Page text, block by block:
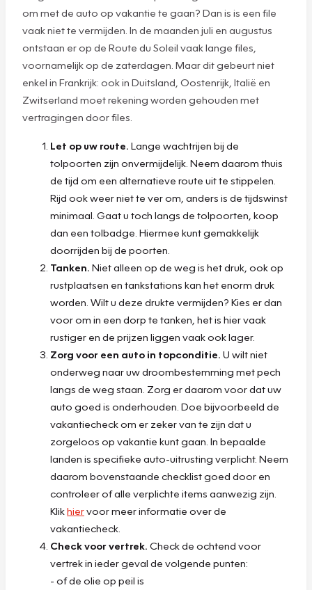
om met de auto op vakantie te gaan? Dan is is een file
vaak niet te vermijden. In de maanden juli en augustus
ontstaan er op de Route du Soleil vaak lange files,
voornamelijk op de zaterdagen. Maar dit gebeurt niet
enkel in Frankrijk: ook in Duitsland, Oostenrijk, Italië en
Zwitserland moet rekening worden gehouden met
vertragingen door files.
Let op uw route. Lange wachtrijen bij de
tolpoorten zijn onvermijdelijk. Neem daarom thuis
de tijd om een alternatieve route uit te stippelen.
Rijd ook weer niet te ver om, anders is de tijdswinst
minimaal. Gaat u toch langs de tolpoorten, koop
dan een tolbadge. Hiermee kunt gemakkelijk
doorrijden bij de poorten.
Tanken. Niet alleen op de weg is het druk, ook op
rustplaatsen en tankstations kan het enorm druk
worden. Wilt u deze drukte vermijden? Kies er dan
voor om in een dorp te tanken, het is hier vaak
rustiger en de prijzen liggen vaak ook lager.
Zorg voor een auto in topconditie. U wilt niet
onderweg naar uw droombestemming met pech
langs de weg staan. Zorg er daarom voor dat uw
auto goed is onderhouden. Doe bijvoorbeeld de
vakantiecheck om er zeker van te zijn dat u
zorgeloos op vakantie kunt gaan. In bepaalde
landen is specifieke auto-uitrusting verplicht. Neem
daarom bovenstaande checklist goed door en
controleer of alle verplichte items aanwezig zijn.
Klikhiervoor meer informatie over de
vakantiecheck.
Check voor vertrek. Check de ochtend voor
vertrek in ieder geval de volgende punten:
- of de olie op peil is